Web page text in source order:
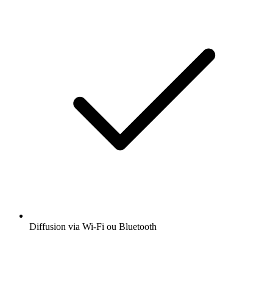
Diffusion via Wi-Fi ou Bluetooth